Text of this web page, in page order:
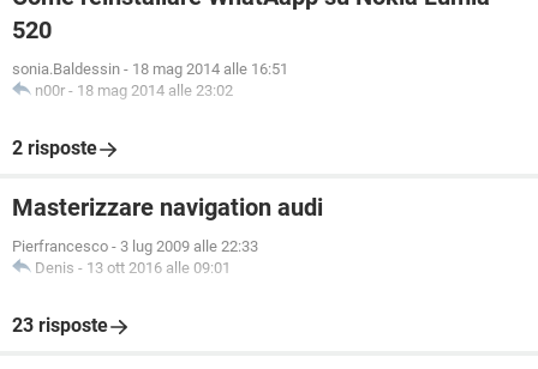
520
sonia.Baldessin - 18 mag 2014 alle 16:51
n00r - 18 mag 2014 alle 23:02
2 risposte
Masterizzare navigation audi
Pierfrancesco - 3 lug 2009 alle 22:33
Denis - 13 ott 2016 alle 09:01
23 risposte